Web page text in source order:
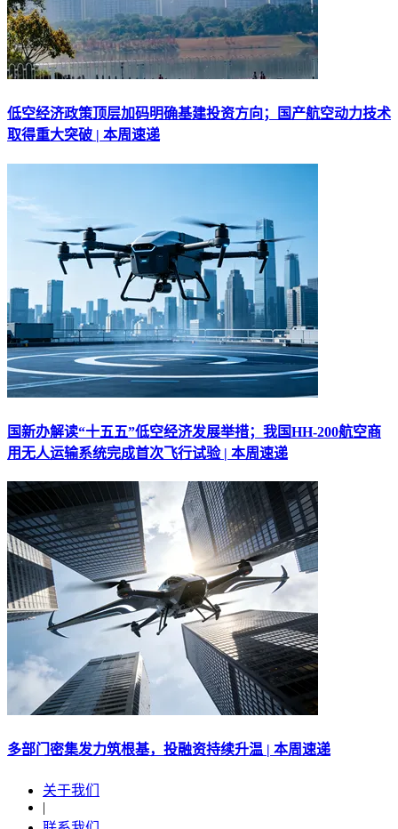
低空经济政策顶层加码明确基建投资方向；国产航空动力技术
取得重大突破 | 本周速递
国新办解读“十五五”低空经济发展举措；我国HH-200航空商
用无人运输系统完成首次飞行试验 | 本周速递
多部门密集发力筑根基，投融资持续升温 | 本周速递
关于我们
|